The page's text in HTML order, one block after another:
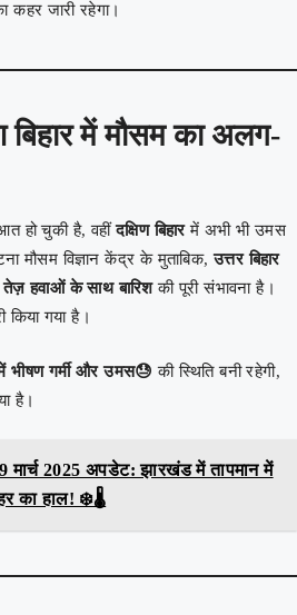
कहर जारी रहेगा।
बिहार में मौसम का अलग-
हो चुकी है, वहींदक्षिण बिहारमें अभी भी उमस
मौसम विज्ञान केंद्र के मुताबिक,उत्तर बिहार
हवाओं के साथ बारिशकी पूरी संभावना है।
किया गया है।
में भीषण गर्मी और उमस😓 की स्थिति बनी रहेगी,
है।
2025 अपडेट: झारखंड में तापमान में
का हाल! ❄️🌡️